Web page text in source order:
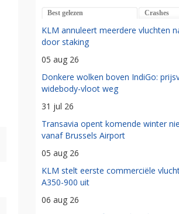
Best gelezen Crashes
KLM annuleert meerdere vluchten
door staking
05 aug 26
Donkere wolken boven IndiGo:
widebody-vloot weg
31 jul 26
Transavia opent komende winter
vanaf Brussels Airport
05 aug 26
KLM stelt eerste commerciële
A350-900 uit
06 aug 26